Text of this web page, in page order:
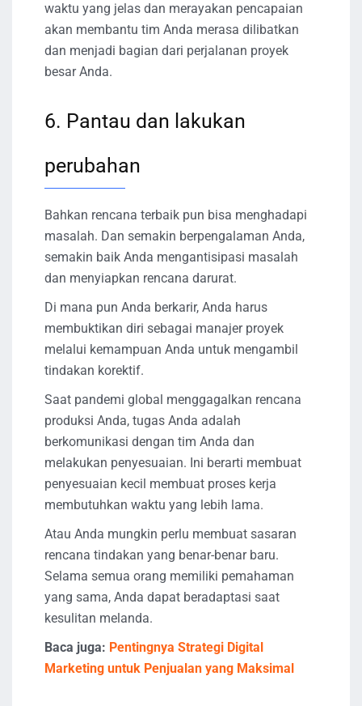
waktu yang jelas dan merayakan pencapaian
akan membantu tim Anda merasa dilibatkan
dan menjadi bagian dari perjalanan proyek
besar Anda.
6. Pantau dan lakukan
perubahan
Bahkan rencana terbaik pun bisa menghadapi
masalah. Dan semakin berpengalaman Anda,
semakin baik Anda mengantisipasi masalah
dan menyiapkan rencana darurat.
Di mana pun Anda berkarir, Anda harus
membuktikan diri sebagai manajer proyek
melalui kemampuan Anda untuk mengambil
tindakan korektif.
Saat pandemi global menggagalkan rencana
produksi Anda, tugas Anda adalah
berkomunikasi dengan tim Anda dan
melakukan penyesuaian. Ini berarti membuat
penyesuaian kecil membuat proses kerja
membutuhkan waktu yang lebih lama.
Atau Anda mungkin perlu membuat sasaran
rencana tindakan yang benar-benar baru.
Selama semua orang memiliki pemahaman
yang sama, Anda dapat beradaptasi saat
kesulitan melanda.
Baca juga: Pentingnya Strategi Digital
Marketing untuk Penjualan yang Maksimal